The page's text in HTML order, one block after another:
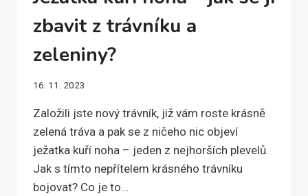
zbavit z trávníku a
zeleniny?
16. 11. 2023
Založili jste nový trávník, již vám roste krásně
zelená tráva a pak se z ničeho nic objeví
ježatka kuří noha – jeden z nejhorších plevelů.
Jak s tímto nepřítelem krásného trávníku
bojovat? Co je to…